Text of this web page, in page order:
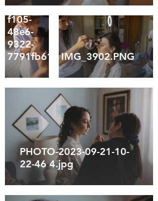
7fb32f27-
f105-
48e6-
9322-
7791fb61bedf.jpgIMG_3902.PNG
PHOTO-2023-09-21-10-
22-46 4.jpg